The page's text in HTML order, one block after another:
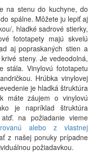
na stenu do kuchyne, do
spálne. Môžete ju lepiť aj
, hladké sadrové stierky,
fototapety majú skvelú
aj popraskaných stien a
steny. Je vedeodolná,
stála. Vinylovú fototapetu
Hrúbka vinylovej
je hladká štruktúra
máte záujem o vinylovú
je napríklad štruktúra
na požiadanie vieme
alebo z vlastnej
z našej ponuky prípadne
požiadavkou.